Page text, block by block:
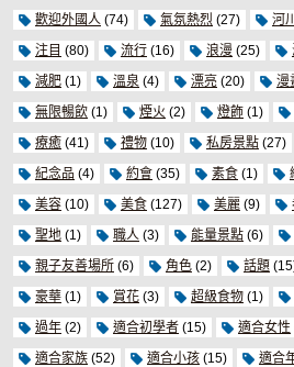
歡迎外國人 (74) 氣氛熱烈 (27) 河川
注目 (80) 流行 (16) 浪漫 (25)
減肥 (1) 溫泉 (4) 漂亮 (20) 漫
無限暢飲 (1) 煙火 (2) 燈飾 (1)
療癒 (41) 禮物 (10) 私房景點 (27)
紀念品 (4) 約會 (35) 素食 (1)
美容 (10) 美食 (127) 美麗 (9)
聖地 (1) 職人 (3) 能量景點 (6)
親子友善場所 (6) 角色 (2) 話題
豪華 (1) 賞花 (3) 超級食物 (1)
過年 (2) 適合初學者 (15) 適合女性
適合家族 (52) 適合小孩 (15) 適合